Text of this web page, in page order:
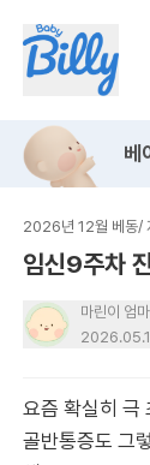
베
2026년 12월 베동/
임신9주차
마린이 엄
요즘 확실히 극
골반통증도 그